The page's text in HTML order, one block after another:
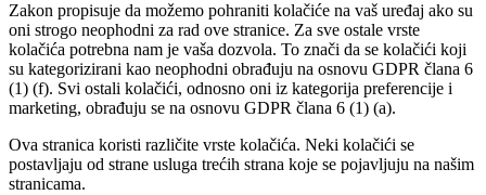
Zakon propisuje da možemo pohraniti kolačiće na vaš uređaj ako su
oni strogo neophodni za rad ove stranice. Za sve ostale vrste
kolačića potrebna nam je vaša dozvola. To znači da se kolačići koji
su kategorizirani kao neophodni obrađuju na osnovu GDPR člana 6
(1) (f). Svi ostali kolačići, odnosno oni iz kategorija preferencije i
marketing, obrađuju se na osnovu GDPR člana 6 (1) (a).
Ova stranica koristi različite vrste kolačića. Neki kolačići se
postavljaju od strane usluga trećih strana koje se pojavljuju na našim
stranicama.